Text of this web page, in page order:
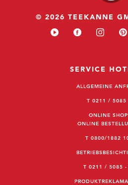
© 2026 TEEKANNE
SERVICE
ALLGEMEINE
T 0211 / 5085
ONLINE
ONLINE
T 0800/1882
T 0211 / 5085 -